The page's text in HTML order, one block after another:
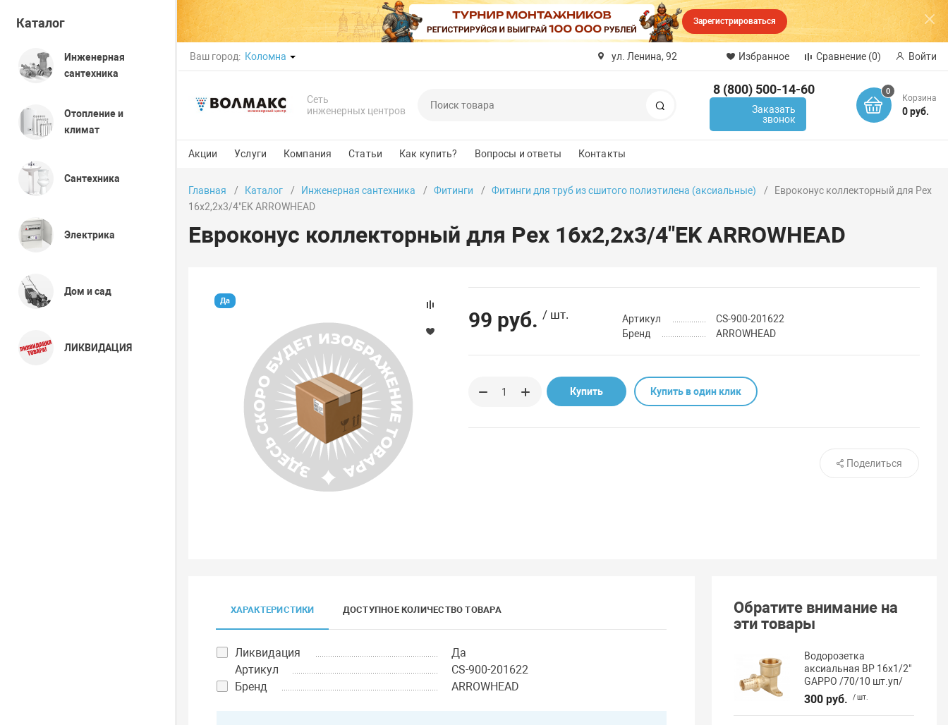
Зарегистрироваться
Ваш город: Коломна ул. Ленина, 92 Избранное Сравнение (0) Войти
Сеть
инженерных центров
8 (800) 500-14-60
Заказать
звонок
0
Корзина
0 руб.
Акции Услуги Компания Статьи Как купить? Вопросы и ответы Контакты
Каталог
Инженерная
сантехника
Отопление и
климат
Сантехника
Электрика
Дом и сад
ЛИКВИДАЦИЯ
Главная Каталог Инженерная сантехника Фитинги Фитинги для труб из сшитого полиэтилена (аксиальные)
Евроконус коллекторный для Pex
16х2,2х3/4"EK ARROWHEAD
Евроконус коллекторный для Pex 16х2,2х3/4"EK ARROWHEAD
Да
99 руб. / шт. Артикул
CS-900-201622
Бренд
ARROWHEAD
Купить Купить в один клик
Поделиться
ХАРАКТЕРИСТИКИ ДОСТУПНОЕ КОЛИЧЕСТВО ТОВАРА
Ликвидация
Да
Артикул
CS-900-201622
Бренд
ARROWHEAD
Обратите внимание на
эти товары
Водорозетка
аксиальная ВР 16х1/2"
GAPPO /70/10 шт.уп/
300 руб. / шт.